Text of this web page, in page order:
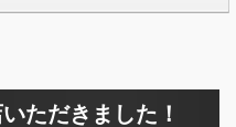
ただきました！